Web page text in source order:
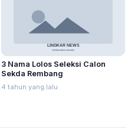
3 Nama Lolos Seleksi Calon
Sekda Rembang
4 tahun yang lalu